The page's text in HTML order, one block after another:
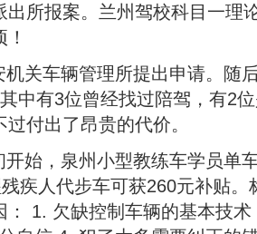
出所报案。兰州驾校科目一理
机关车辆管理所提出申请。随
中有3位曾经找过陪驾，有2
付出了昂贵的代价。
开始，泉州小型教练车学员单
疾人代步车可获260元补贴。
： 1. 欠缺控制车辆的基本技